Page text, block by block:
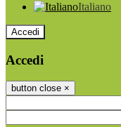
Italiano
Accedi
Accedi
button close ×